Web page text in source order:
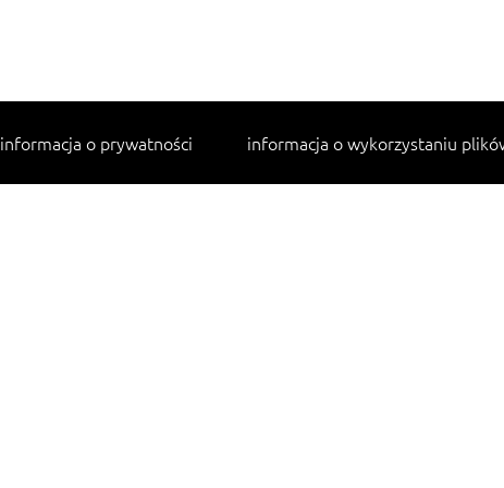
informacja o prywatności informacja o wykorzystaniu
Najpopularniejsze przepisy